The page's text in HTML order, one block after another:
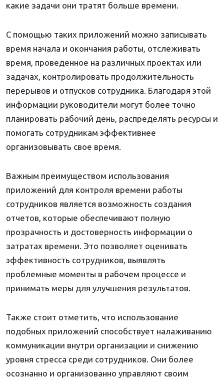
какие задачи они тратят больше времени.
С помощью таких приложений можно записывать
время начала и окончания работы, отслеживать
время, проведенное на различных проектах или
задачах, контролировать продолжительность
перерывов и отпусков сотрудника. Благодаря этой
информации руководители могут более точно
планировать рабочий день, распределять ресурсы и
помогать сотрудникам эффективнее
организовывать свое время.
Важным преимуществом использования
приложений для контроля времени работы
сотрудников является возможность создания
отчетов, которые обеспечивают полную
прозрачность и достоверность информации о
затратах времени. Это позволяет оценивать
эффективность сотрудников, выявлять
проблемные моменты в рабочем процессе и
принимать меры для улучшения результатов.
Также стоит отметить, что использование
подобных приложений способствует налаживанию
коммуникации внутри организации и снижению
уровня стресса среди сотрудников. Они более
осознанно и организованно управляют своим